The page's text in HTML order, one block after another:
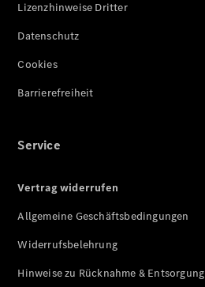
Lizenzhinweise Dritter
Datenschutz
Cookies
Barrierefreiheit
Service
Vertrag widerrufen
Allgemeine Geschäftsbedingungen
Widerrufsbelehrung
Hinweise zu Rücknahme & Entsorgung